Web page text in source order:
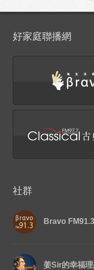
好家庭聯播網
社群
Bravo FM91.3
姜Sir的幸福理